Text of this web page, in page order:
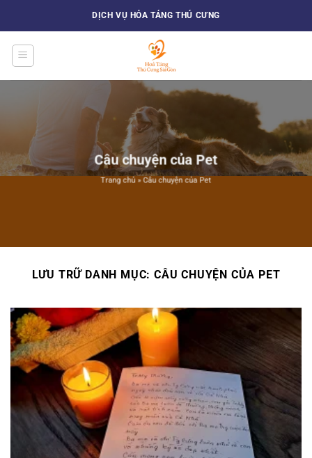
nội
dung
DỊCH VỤ HỎA TÁNG THÚ CƯNG
Câu chuyện của Pet
Trang chủ»Câu chuyện của Pet
LƯU TRỮ DANH MỤC: CÂU CHUYỆN CỦA PET